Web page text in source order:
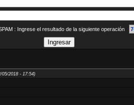
: Ingrese el resultado de la siguiente operación
05/2018 - 17:54)